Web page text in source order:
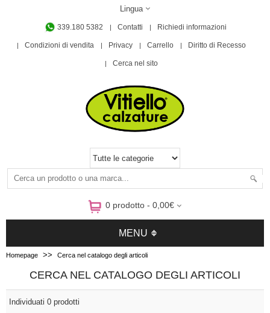
Lingua
339.180 5382 Contatti Richiedi informazioni
Condizioni di vendita Privacy Carrello Diritto di Recesso
Cerca nel sito
0 prodotto - 0,00€
MENU
Homepage >> Cerca nel catalogo degli articoli
CERCA NEL CATALOGO DEGLI ARTICOLI
Individuati 0 prodotti